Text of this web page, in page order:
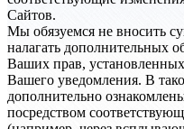
Сайтов.
Мы обязуемся не вносить
налагать дополнительных
Ваших прав,
Вашего уведомления. В
дополнительно
посредством